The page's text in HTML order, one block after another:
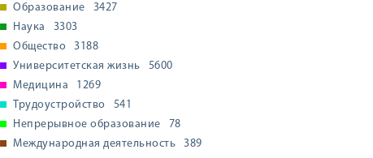
Образование
3427
Наука
3303
Общество
3188
Университетская жизнь
5600
Медицина
1269
Трудоустройство
541
Непрерывное образование
78
Международная деятельность
389